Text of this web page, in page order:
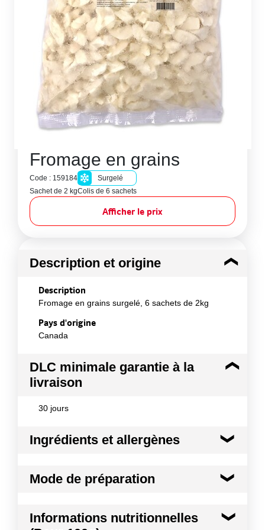
Fromage en grains
Code : 159184
Surgelé
Sachet de 2 kgColis de 6 sachets
Afficher le prix
Description et origine
Description
Fromage en grains surgelé, 6 sachets de 2kg
Pays d'origine
Canada
DLC minimale garantie à la
livraison
30 jours
Ingrédients et allergènes
Lait de vache pasteurisé (Origine Canada),
lactiques), sel, enzyme microbienne (chymosine
Mode de préparation
celui-ci au réfrigérateur. Le produit sera prêt à
Informations nutritionnelles